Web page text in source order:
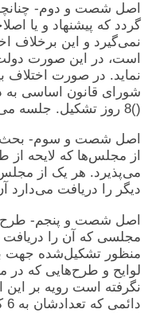
اصل شصت و دوم-
گردد که پیشنهاد و یا
است، در این صورت
نماید. در صورت
شورای قانون اساسی
()8 روز تشکیل. جلسه می‌دهد
اصل شصت و سوم- بحث در
از مجلس‌ها که لایحه
می‌پذیرد. هر یک از
دیگر را دریافت می‌دارد
اصل شصت و پنجم-
مجلسی که آن را دریافت
منظور تشکیل‌شده
لوایح و طرح‌هایی که
نگرفته است رویه بر